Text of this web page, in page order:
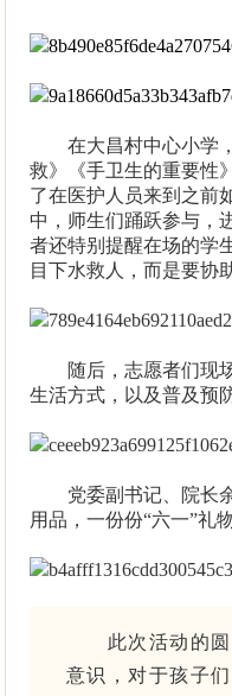
在大昌村中心小学，
救》《手卫生的重要性
了在医护人员来到之前
中，师生们踊跃参与，
者还特别提醒在场的学
目下水救人，而是要协
随后，志愿者们现场
生活方式，以及普及预
党委副书记、院长余
用品，一份份“六一”礼
此次活动的圆
意识，对于孩子